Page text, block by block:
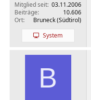
Mitglied seit 03.11.2006
Beiträge
10.606
Ort
Bruneck (Südtirol)
System
B